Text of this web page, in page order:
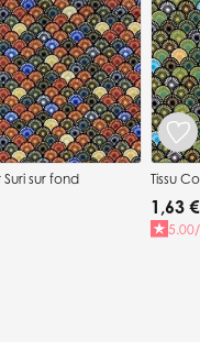
sur fond
Tissu
1,63 €